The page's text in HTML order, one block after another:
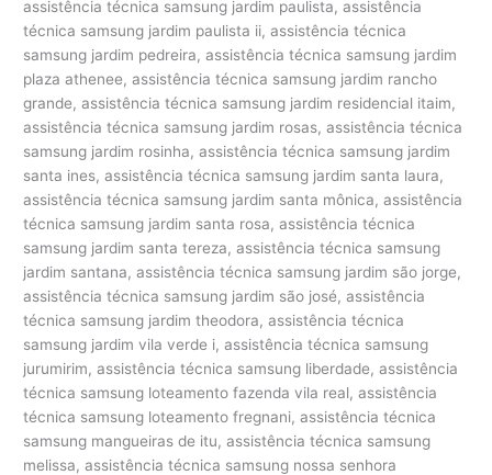
assistência técnica samsung jardim paulista, assistência
técnica samsung jardim paulista ii, assistência técnica
samsung jardim pedreira, assistência técnica samsung jardim
plaza athenee, assistência técnica samsung jardim rancho
grande, assistência técnica samsung jardim residencial itaim,
assistência técnica samsung jardim rosas, assistência técnica
samsung jardim rosinha, assistência técnica samsung jardim
santa ines, assistência técnica samsung jardim santa laura,
assistência técnica samsung jardim santa mônica, assistência
técnica samsung jardim santa rosa, assistência técnica
samsung jardim santa tereza, assistência técnica samsung
jardim santana, assistência técnica samsung jardim são jorge,
assistência técnica samsung jardim são josé, assistência
técnica samsung jardim theodora, assistência técnica
samsung jardim vila verde i, assistência técnica samsung
jurumirim, assistência técnica samsung liberdade, assistência
técnica samsung loteamento fazenda vila real, assistência
técnica samsung loteamento fregnani, assistência técnica
samsung mangueiras de itu, assistência técnica samsung
melissa, assistência técnica samsung nossa senhora